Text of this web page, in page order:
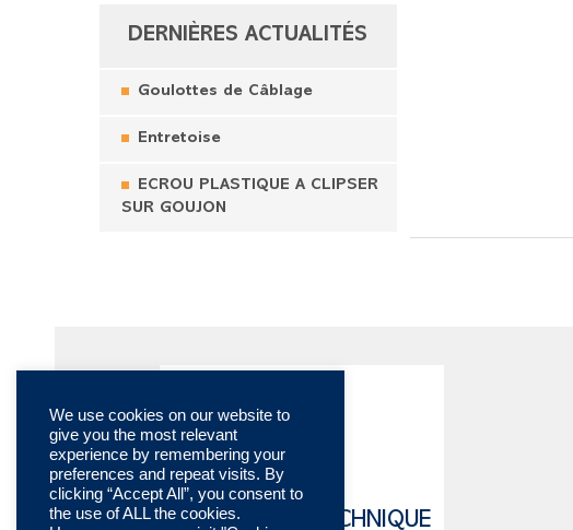
DERNIÈRES ACTUALITÉS
Goulottes de Câblage
Entretoise
ECROU PLASTIQUE A CLIPSER
SUR GOUJON
CATALOGUE TECHNIQUE
We use cookies on our website to
give you the most relevant
experience by remembering your
preferences and repeat visits. By
clicking “Accept All”, you consent to
the use of ALL the cookies.